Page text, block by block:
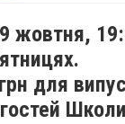
жовтня,
для